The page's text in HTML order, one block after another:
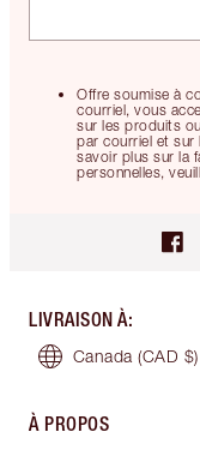
Offre soumise à
courriel, vous
sur les produits
par courriel et sur
savoir plus sur la
personnelles,
LIVRAISON À:
Canada (CAD $)
À PROPOS